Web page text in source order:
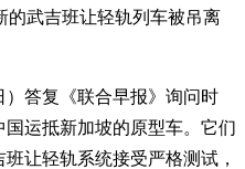
的武吉班让轻轨列车被吊离
）答复《联合早报》询问时
运抵新加坡的原型车。它们
让轻轨系统接受严格测试，